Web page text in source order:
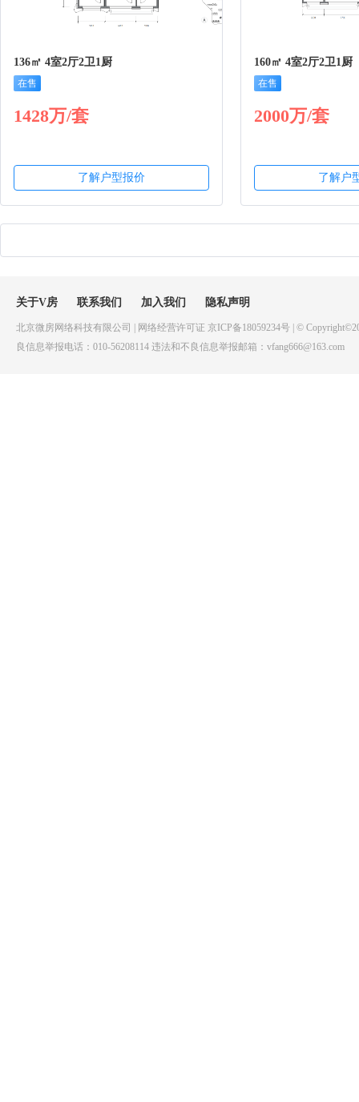
136㎡ 4室2厅2卫1厨
在售
1428万/套
了解户型报价
160㎡ 4室2厅2卫1厨
在售
2000万/套
了解户
关于V房 联系我们 加入我们 隐私声明
北京微房网络科技有限公司 | 网络经营许可证 京ICP备18059234号 | ©
良信息举报电话：010-56208114 违法和不良信息举报邮箱：vfang666@163.com